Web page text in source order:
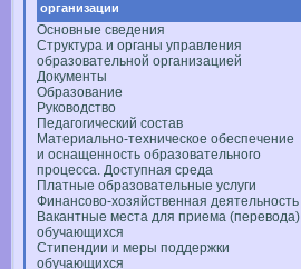
организации
Основные сведения
Структура и органы управления
образовательной организацией
Документы
Образование
Руководство
Педагогический состав
Материально-техническое обеспечение
и оснащенность образовательного
процесса. Доступная среда
Платные образовательные услуги
Финансово-хозяйственная деятельность
Вакантные места для приема (перевода)
обучающихся
Стипендии и меры поддержки
обучающихся